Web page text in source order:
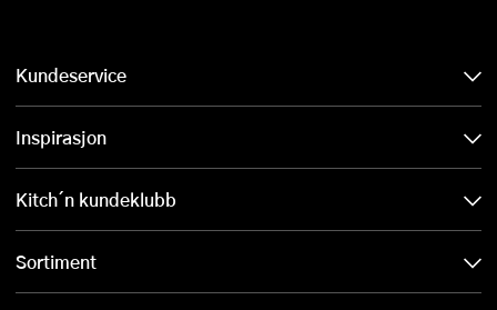
Kundeservice
Inspirasjon
Kitch´n kundeklubb
Sortiment